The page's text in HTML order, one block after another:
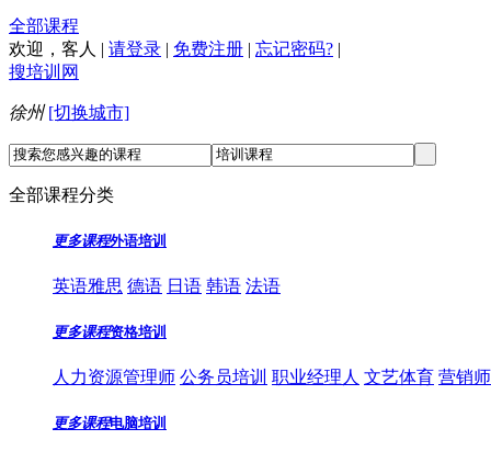
全部课程
欢迎， 客人 | 请登录 | 免费注册 | 忘记密码? |
搜培训网
徐州 [切换城市]
全部课程分类
更多课程外语培训
英语雅思 德语 日语 韩语 法语
更多课程资格培训
人力资源管理师 公务员培训 职业经理人 文艺体育 营销
更多课程电脑培训